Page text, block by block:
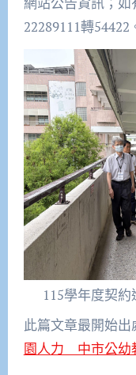
22289111轉54422
115學年度契
此篇文章最開始出
園人力 中市公幼